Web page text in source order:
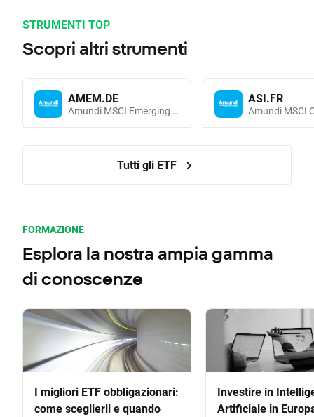
STRUMENTI TOP
Scopri altri strumenti
AMEM.DE
Amundi MSCI Emerging Markets UCITS (Acc EUR)
ASI.FR
Tutti gli ETF
FORMAZIONE
Esplora la nostra ampia gamma
di conoscenze
I migliori ETF obbligazionari:
come sceglierli e quando
Investire in
Artificiale in